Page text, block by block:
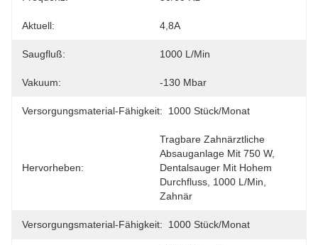
Aktuell: 4,8A
Saugfluß: 1000 L/min
Vakuum: -130 Mbar
Versorgungsmaterial-Fähigkeit: 1000 Stück/Monat
Hervorheben:
Tragbare Zahnärztliche
Absauganlage Mit 750 W,
Dentalsauger Mit Hohem
Durchfluss, 1000 L/min,
Zahnär
Versorgungsmaterial-Fähigkeit: 1000 Stück/Monat